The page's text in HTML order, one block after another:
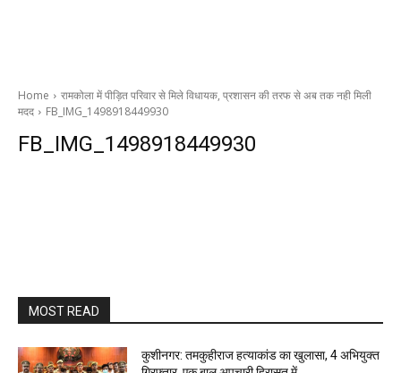
Home
रामकोला में पीड़ित परिवार से मिले विधायक, प्रशासन की तरफ से अब तक नही मिली
मदद
FB_IMG_1498918449930
FB_IMG_1498918449930
MOST READ
कुशीनगर: तमकुहीराज हत्याकांड का खुलासा, 4 अभियुक्त